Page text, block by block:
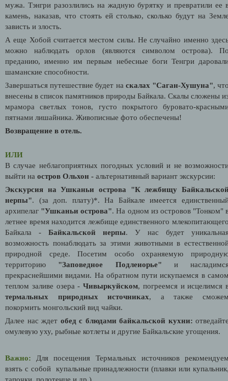
мужа. Тэнгри разозлились на жадную бурятку и превратили ее
камень, наказав, что стоять ей столько, сколько будут на
зависть и злость.
А еще Хобой считается местом силы. Не случайно именно
можно наблюдать орлов (являются символом острова).
преданию, именно им первым небесные боги Тенгри
шаманские способности.
Завершаться путешествие будет на скалах "Саган-Хушуна",
внесены в список памятников природы Байкала. Скалы сложены
мрамора светлых тонов, густо покрытого буровато-
пятнами лишайника. Живописные фото обеспечены!
Возвращение в отель.
ИЛИ
В случае неблагоприятных погодных условий и не
выйти на остров Ольхон - альтернативный вариант экскурсии:
Экскурсия на Ушканьи острова "К лежбищу
нерпы".
(за доп. плату)*. На Байкале имеется
архипелаг "Ушканьи острова". На одном из островов "Тонком"
летнее время находится лежбище единственного
Байкала - Байкальской нерпы. У нас будет
возможность понаблюдать за этими животными в
природной среде. Посетим особо охраняемую
территорию "Заповедное Подлеиорье" и
прекраснейшими видами. На обратном пути искупаемся в
теплом заливе озера - Чивыркуйском, погреемся и исцелимся
термальных природных источниках, а также
покормить монгольский вид чайки.
Далее нас ждет обед с блюдами байкальской кухни:
омулевую уху, рыбные котлеты и другие Байкальские угощения.
Важно:
Для посещения Термальных источников
взять с собой купальные принадлежности (плавки или
тапочки, полотенце и др.)